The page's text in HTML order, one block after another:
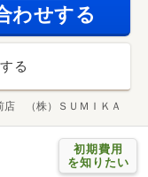
わせする
る
店 （株）ＳＵＭＩＫＡ
初期費用
を知りたい